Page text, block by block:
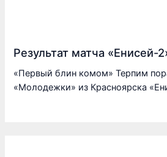
Результат матча
«Первый блин комом» Терпим
«Молодежки» из Красноярска